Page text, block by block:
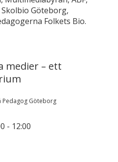
Göteborg,
Folkets Bio.
medier – ett
Göteborg
- 12:00